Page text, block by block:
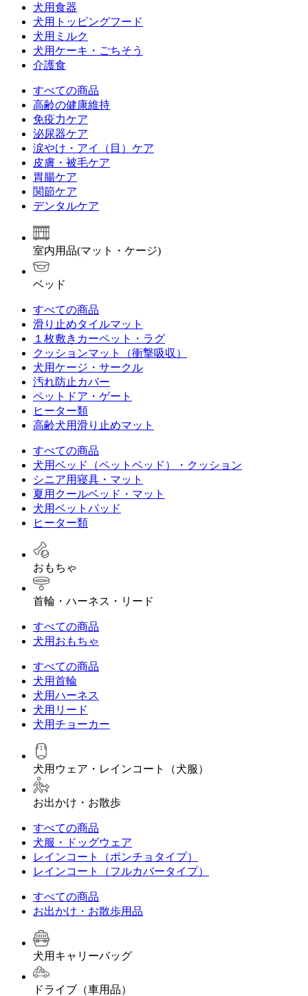
犬用食器
犬用トッピングフード
犬用ミルク
犬用ケーキ・ごちそう
介護食
すべての商品
高齢の健康維持
免疫力ケア
泌尿器ケア
涙やけ・アイ（目）ケア
皮膚・被毛ケア
胃腸ケア
関節ケア
デンタルケア
室内用品(マット・ケージ)
ベッド
すべての商品
滑り止めタイルマット
１枚敷きカーペット・ラグ
クッションマット（衝撃吸収）
犬用ケージ・サークル
汚れ防止カバー
ペットドア・ゲート
ヒーター類
高齢犬用滑り止めマット
すべての商品
犬用ベッド（ペットベッド）・クッション
シニア用寝具・マット
夏用クールベッド・マット
犬用ベットパッド
ヒーター類
おもちゃ
首輪・ハーネス・リード
すべての商品
犬用おもちゃ
すべての商品
犬用首輪
犬用ハーネス
犬用リード
犬用チョーカー
犬用ウェア・レインコート（犬服）
お出かけ・お散歩
すべての商品
犬服・ドッグウェア
レインコート（ポンチョタイプ）
レインコート（フルカバータイプ）
すべての商品
お出かけ・お散歩用品
犬用キャリーバッグ
ドライブ（車用品）